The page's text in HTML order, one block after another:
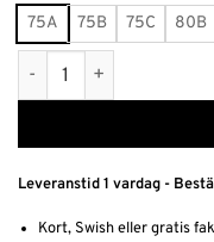
75A 75B 75C 80B
Vadderad Bygelbh mängd
Leveranstid 1 vardag -
Kort, Swish eller gratis